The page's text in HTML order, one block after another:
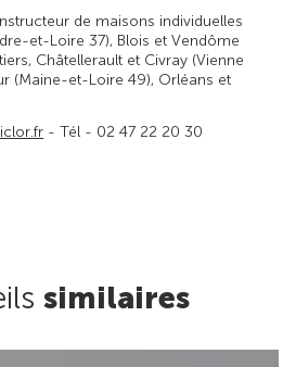
de maisons individuelles
et-Loire 37), Blois et Vendôme
Châtellerault et Civray (Vienne
(Maine-et-Loire 49), Orléans et
- Tél - 02 47 22 20 30
similaires